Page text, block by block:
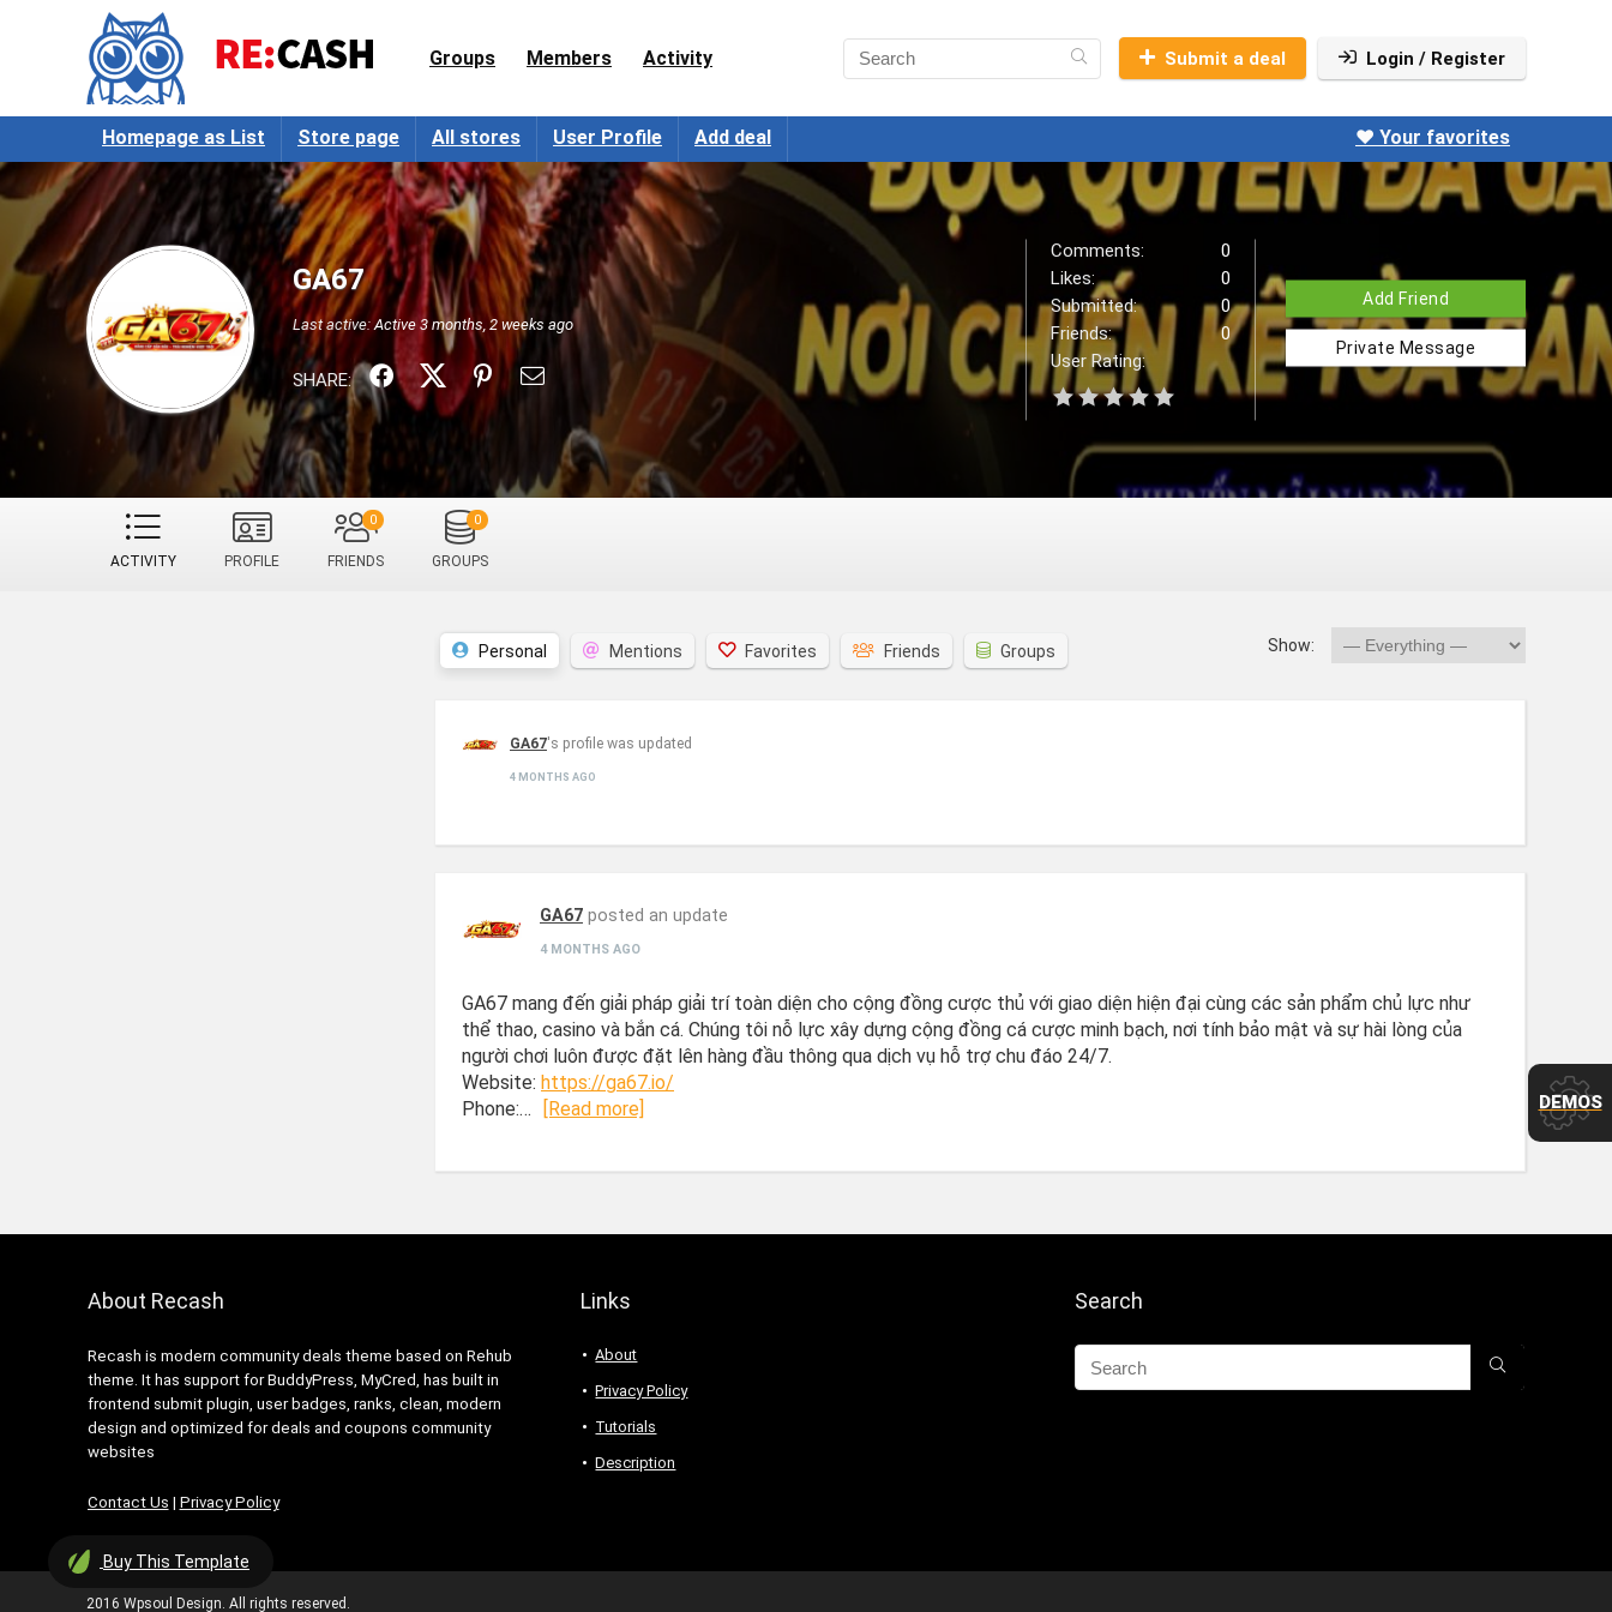
Groups Members Activity Submit a deal Login / Register
Homepage as List Store page All stores User Profile Add deal ❤️ Your favorites
GA67
Last active:Active 3 months, 2 weeks ago
SHARE:
Comments:
0
Likes:
0
Submitted:
0
Friends:
0
User Rating:
Add Friend
Private Message
ACTIVITY PROFILE FRIENDS
0
GROUPS
0
Personal Mentions Favorites Friends Groups Show:
GA67's profile was updated
4 MONTHS AGO
GA67 posted an update
4 MONTHS AGO
GA67 mang đến giải pháp giải trí toàn diện cho cộng đồng cược thủ với giao diện hiện đại cùng các sản phẩm chủ lực như
thể thao, casino và bắn cá. Chúng tôi nỗ lực xây dựng cộng đồng cá cược minh bạch, nơi tính bảo mật và sự hài lòng của
người chơi luôn được đặt lên hàng đầu thông qua dịch vụ hỗ trợ chu đáo 24/7.
Website: https://ga67.io/
Phone:…
[Read more]
About Recash
Recash is modern community deals theme based on Rehub
theme. It has support for BuddyPress, MyCred, has built in
frontend submit plugin, user badges, ranks, clean, modern
design and optimized for deals and coupons community
websites
Contact Us | Privacy Policy
Links
About
Privacy Policy
Tutorials
Description
Search
2016 Wpsoul Design. All rights reserved.
DEMOS
Buy This Template